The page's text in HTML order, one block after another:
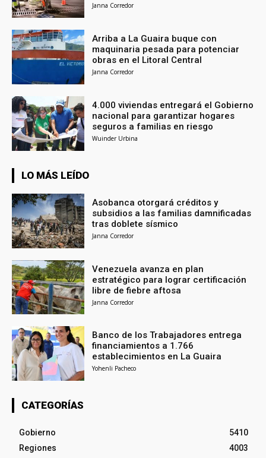
Janna Corredor
Arriba a La Guaira buque con
maquinaria pesada para potenciar
obras en el Litoral Central
Janna Corredor
4.000 viviendas entregará el Gobierno
nacional para garantizar hogares
seguros a familias en riesgo
Wuinder Urbina
LO MÁS LEÍDO
Asobanca otorgará créditos y
subsidios a las familias damnificadas
tras doblete sísmico
Janna Corredor
Venezuela avanza en plan
estratégico para lograr certificación
libre de fiebre aftosa
Janna Corredor
Banco de los Trabajadores entrega
financiamientos a 1.766
establecimientos en La Guaira
Yohenli Pacheco
CATEGORÍAS
Gobierno
5410
Regiones
4003